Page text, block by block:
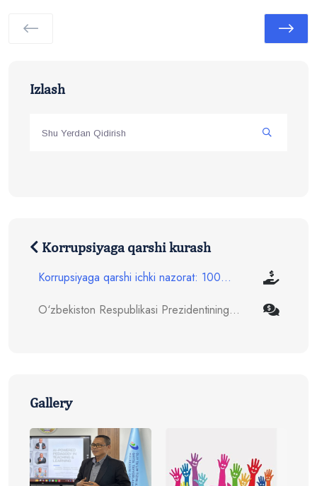
Izlash
Korrupsiyaga qarshi kurash
Korrupsiyaga qarshi ichki nazorat: 100...
O‘zbekiston Respublikasi Prezidentining...
Gallery